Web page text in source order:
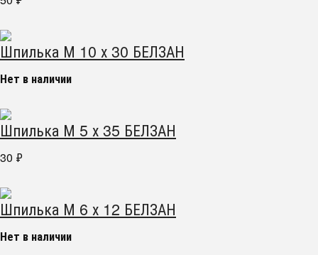
Шпилька М 10 х 30 БЕЛЗАН
Нет в наличии
Шпилька М 5 х 35 БЕЛЗАН
30 ₽
Шпилька М 6 х 12 БЕЛЗАН
Нет в наличии